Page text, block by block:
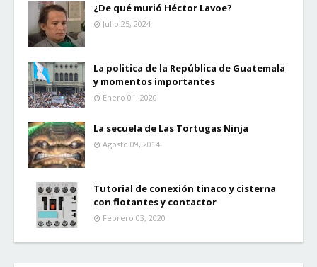
¿De qué murió Héctor Lavoe?
Julio 25, 2024
La politica de la República de Guatemala
y momentos importantes
Enero 01, 2020
La secuela de Las Tortugas Ninja
Agosto 09, 2014
Tutorial de conexión tinaco y cisterna
con flotantes y contactor
Febrero 03, 2020